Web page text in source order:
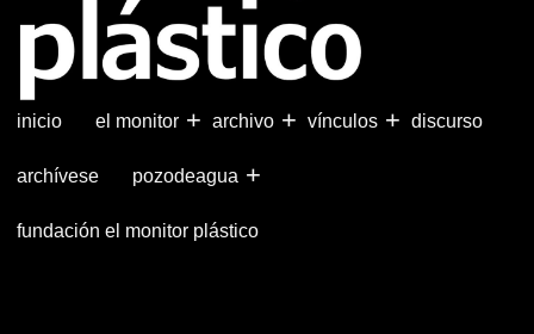
inicio +
el monitor +
archivo +
vínculos discurso
archívese +
pozodeagua
fundación el monitor plástico